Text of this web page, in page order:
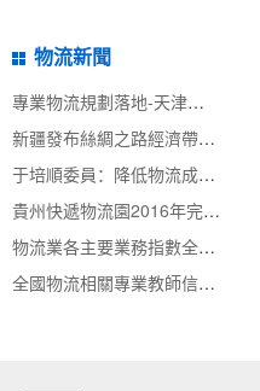
物流新聞
專業物流規劃落地-天津市快遞專業類物流專項規
新疆發布絲綢之路經濟帶核心區商貿物流中心建
于培順委員：降低物流成本不是沒有物流成本
貴州快遞物流園2016年完成快件量逾3億票 產值超
物流業各主要業務指數全部翻紅
全國物流相關專業教師信息化大賽啟動